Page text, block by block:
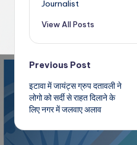
Journalist
View All Posts
Post
navigation
Previous Post
इटावा में जायंट्स ग्रुप दतावली ने
लोगो को सर्दी से राहत दिलाने के
लिए नगर में जलवाए अलाव